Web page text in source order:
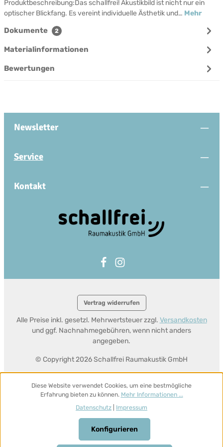
Produktbeschreibung:Das schallfrei! Akustikbild ist nicht nur ein
optischer Blickfang. Es vereint individuelle Ästhetik und… Mehr
Dokumente 2
Materialinformationen
Bewertungen
Newsletter
Service
Kontakt
Vertrag widerrufen
© Copyright 2026 Schallfrei Raumakustik GmbH
Alle Preise inkl. gesetzl. Mehrwertsteuer zzgl. Versandkosten
und ggf. Nachnahmegebühren, wenn nicht anders
angegeben.
Diese Website verwendet Cookies, um eine bestmögliche
Erfahrung bieten zu können. Mehr Informationen ...
Datenschutz
Impressum
Konfigurieren